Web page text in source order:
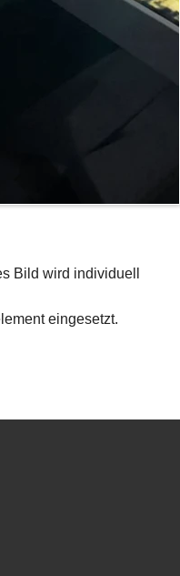
Bild wird individuell
eingesetzt.